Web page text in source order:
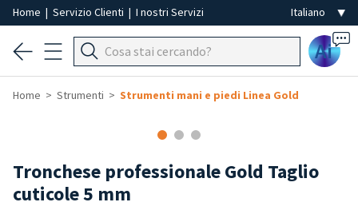
Home | Servizio Clienti | I nostri Servizi
Ai
Home Strumenti Strumenti mani e piedi Linea Gold
Tronchese professionale Gold Taglio
cuticole 5 mm